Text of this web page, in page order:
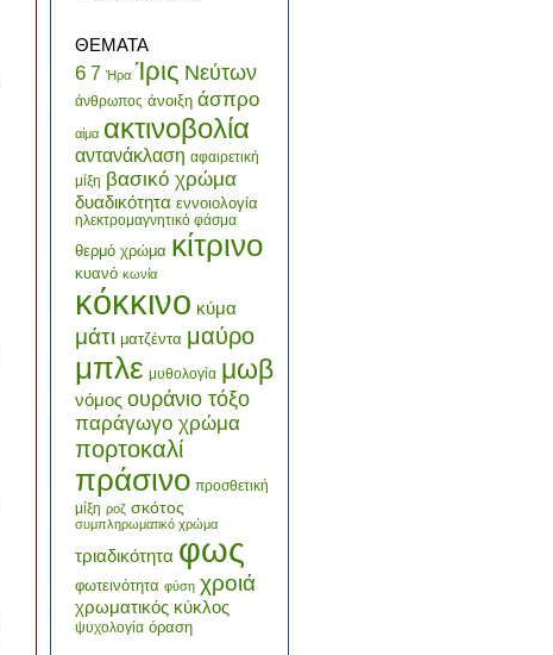
ΘΕΜΑΤΑ
6 7 Ήρα Ίρις Νεύτων
άνθρωπος άνοιξη άσπρο
αίμα ακτινοβολία
αντανάκλαση αφαιρετική
μίξη βασικό χρώμα
δυαδικότητα εννοιολογία
ηλεκτρομαγνητικό φάσμα
θερμό χρώμα κίτρινο
κυανό κωνία
κόκκινο κύμα
μάτι ματζέντα μαύρο
μπλε μυθολογία μωβ
νόμος ουράνιο τόξο
παράγωγο χρώμα
πορτοκαλί
πράσινο προσθετική
μίξη ροζ σκότος
συμπληρωματικό χρώμα
τριαδικότητα φως
φωτεινότητα φύση χροιά
χρωματικός κύκλος
ψυχολογία όραση